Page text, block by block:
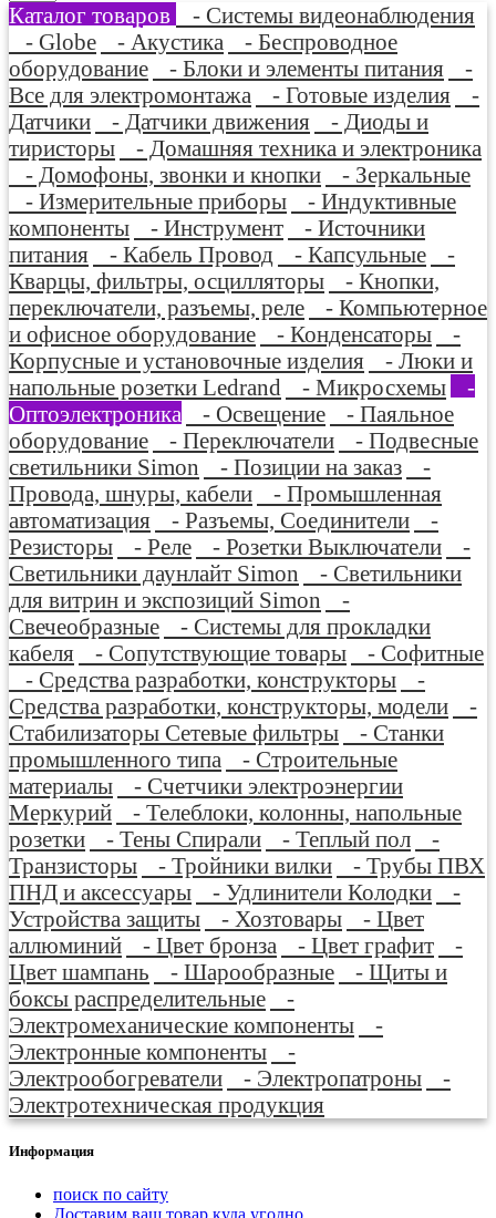
Каталог товаров
- Системы видеонаблюдения
- Globe
- Акустика
- Беспроводное
оборудование
- Блоки и элементы питания
-
Все для электромонтажа
- Готовые изделия
-
Датчики
- Датчики движения
- Диоды и
тиристоры
- Домашняя техника и электроника
- Домофоны, звонки и кнопки
- Зеркальные
- Измерительные приборы
- Индуктивные
компоненты
- Инструмент
- Источники
питания
- Кабель Провод - Капсульные
-
Кварцы, фильтры, осцилляторы
- Кнопки,
переключатели, разъемы, реле
- Компьютерное
и офисное оборудование
- Конденсаторы
-
Корпусные и установочные изделия
- Люки и
напольные розетки Ledrand
- Микросхемы
-
Оптоэлектроника
- Освещение
- Паяльное
оборудование
- Переключатели
- Подвесные
светильники Simon
- Позиции на заказ
-
Провода, шнуры, кабели
- Промышленная
автоматизация
- Разъемы, Соединители
-
Резисторы
- Реле - Розетки Выключатели
-
Светильники даунлайт Simon
- Светильники
для витрин и экспозиций Simon
-
Свечеобразные
- Системы для прокладки
кабеля
- Сопутствующие товары
- Софитные
- Средства разработки, конструкторы
-
Средства разработки, конструкторы, модели
-
Стабилизаторы Сетевые фильтры
- Станки
промышленного типа
- Строительные
материалы
- Счетчики электроэнергии
Меркурий
- Телеблоки, колонны, напольные
розетки
- Тены Спирали - Теплый пол
-
Транзисторы
- Тройники вилки
- Трубы ПВХ
ПНД и аксессуары
- Удлинители Колодки
-
Устройства защиты
- Хозтовары
- Цвет
аллюминий
- Цвет бронза - Цвет графит
-
Цвет шампань
- Шарообразные
- Щиты и
боксы распределительные
-
Электромеханические компоненты
-
Электронные компоненты
-
Электрообогреватели
- Электропатроны
-
Электротехническая продукция
Информация
поиск по сайту
Доставим ваш товар куда угодно